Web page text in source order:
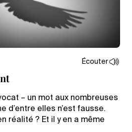
Écouter
– un mot aux nombreuses
d’entre elles n’est fausse.
réalité ? Et il y en a même